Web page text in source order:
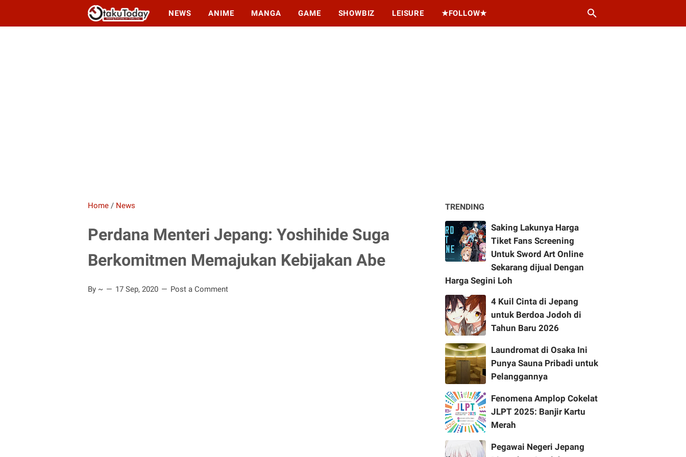
NEWS ANIME MANGA GAME SHOWBIZ LEISURE ★FOLLOW★
Home / News
Perdana Menteri Jepang: Yoshihide Suga
Berkomitmen Memajukan Kebijakan Abe
By ~ 17 Sep, 2020 Post a Comment
TRENDING
Saking Lakunya Harga
Tiket Fans Screening
Untuk Sword Art Online
Sekarang dijual Dengan
Harga Segini Loh
4 Kuil Cinta di Jepang
untuk Berdoa Jodoh di
Tahun Baru 2026
Laundromat di Osaka Ini
Punya Sauna Pribadi untuk
Pelanggannya
Fenomena Amplop Cokelat
JLPT 2025: Banjir Kartu
Merah
Pegawai Negeri Jepang